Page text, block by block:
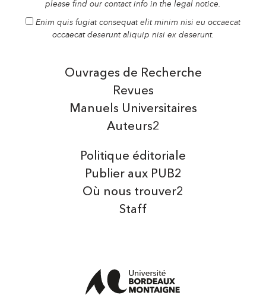
please find our contact info in the legal notice.
Enim quis fugiat consequat elit minim nisi eu occaecat
occaecat deserunt aliquip nisi ex deserunt.
Auteurs2
Manuels Universitaires
Ouvrages de Recherche
Revues
Politique éditoriale
Publier aux PUB2
Où nous trouver2
Staff